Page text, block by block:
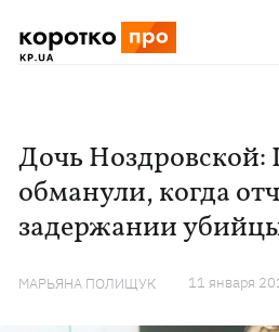
Дочь
обманули, когда
задержании
МАРЬЯНА ПОЛИЩУК 11 января